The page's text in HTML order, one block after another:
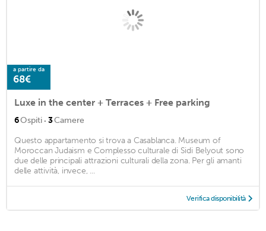
a partire da
68€
Luxe in the center + Terraces + Free parking
6Ospiti · 3Camere
Questo appartamento si trova a Casablanca. Museum of
Moroccan Judaism e Complesso culturale di Sidi Belyout sono
due delle principali attrazioni culturali della zona. Per gli amanti
delle attività, invece, ...
Verifica disponibilità